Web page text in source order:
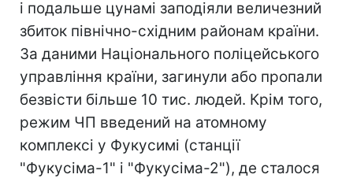
і подальше цунамі заподіяли величезний
збиток північно-східним районам країни.
За даними Національного поліцейського
управління країни, загинули або пропали
безвісти більше 10 тис. людей. Крім того,
режим ЧП введений на атомному
комплексі у Фукусимі (станції
"Фукусіма-1" і "Фукусіма-2"), де сталося